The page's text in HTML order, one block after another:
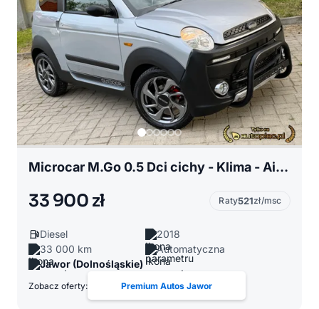
Microcar M.Go 0.5 Dci cichy - Klima - Airbag - Led - alu 15 - kamera- Dowóz AM
33 900 zł Raty521zł/msc
Diesel
2018
33 000 km
Automatyczna
Jawor (Dolnośląskie)
Zobacz oferty: Premium Autos Jawor